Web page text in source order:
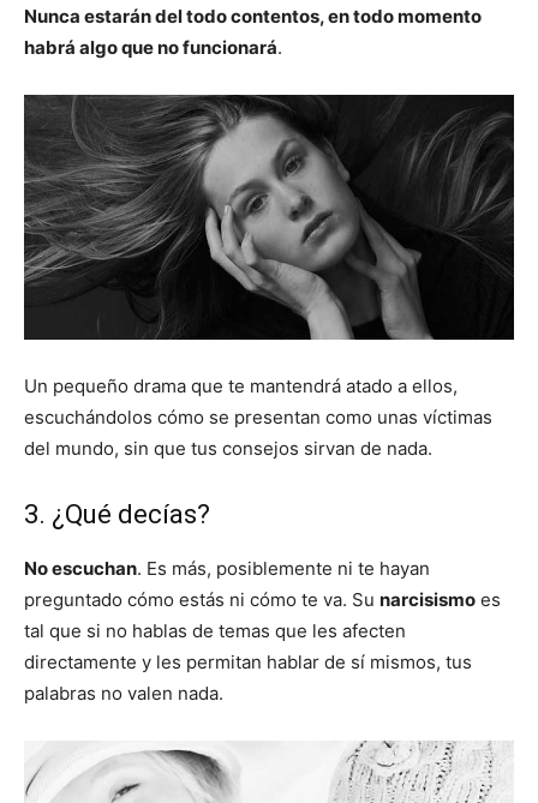
Nunca estarán del todo contentos, en todo momento
habrá algo que no funcionará.
Un pequeño drama que te mantendrá atado a ellos,
escuchándolos cómo se presentan como unas víctimas
del mundo, sin que tus consejos sirvan de nada.
3. ¿Qué decías?
No escuchan. Es más, posiblemente ni te hayan
preguntado cómo estás ni cómo te va. Su narcisismo es
tal que si no hablas de temas que les afecten
directamente y les permitan hablar de sí mismos, tus
palabras no valen nada.